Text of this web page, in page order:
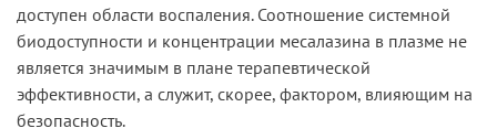
доступен области воспаления. Соотношение системной
биодоступности и концентрации месалазина в плазме не
является значимым в плане терапевтической
эффективности, а служит, скорее, фактором, влияющим на
безопасность.